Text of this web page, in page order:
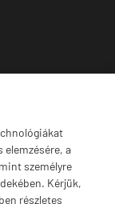
elemzésére, a
személyre
Kérjük,
részletes